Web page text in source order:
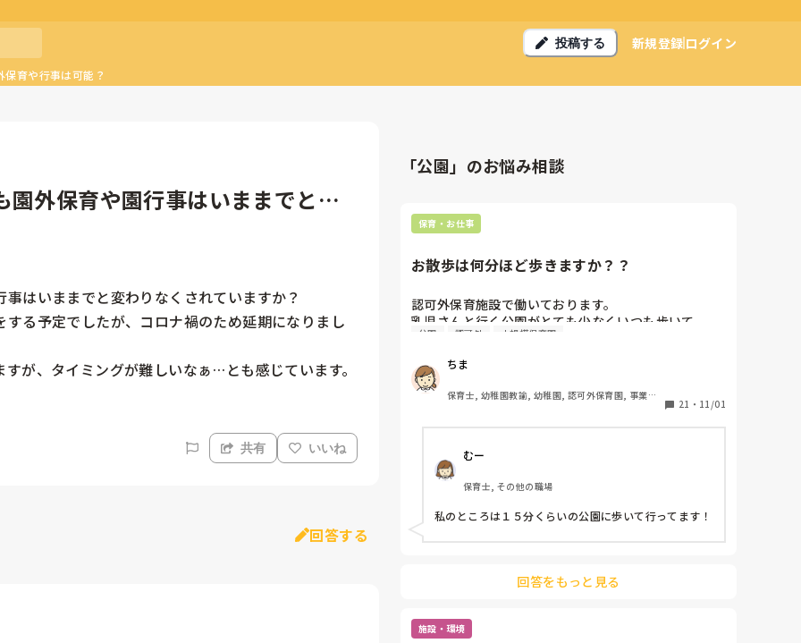
投稿する 新規登録ログイン
保育や行事は可能？
外保育や園行事はいままでと変
はいままでと変わりなくされていますか？
る予定でしたが、コロナ禍のため延期になりまし
共有 いいね
回答する
「公園」のお悩み相談
保育・お仕事
お散歩は何分ほど歩きますか？？
認可外保育施設で働いております。
乳児さんと行く公園がとても少なくいつも歩いて
20~30程の公園に行っております。歩いていく時もあ
んでおりますが、一人のパートさんからは遠すぎると
の声があり気になっています､､､みなさんは遠くて何
分ほどの公園まで行っていますか？また歩きは何分程
度のことをお考えか教えていただきたいです！
公園 認可外 小規模保育園
ちま
保育士, 幼稚園教諭, 幼稚園, 認可外保育園, 事業所
21 ・ 11/01
むー
保育士, その他の職場
私のところは１５分くらいの公園に歩いて行ってます！
回答をもっと見る
施設・環境